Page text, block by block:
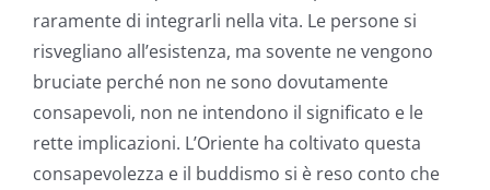
raramente di integrarli nella vita. Le persone si
risvegliano all’esistenza, ma sovente ne vengono
bruciate perché non ne sono dovutamente
consapevoli, non ne intendono il significato e le
rette implicazioni. L’Oriente ha coltivato questa
consapevolezza e il buddismo si è reso conto che